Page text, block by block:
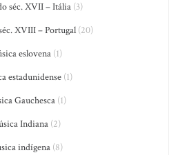
séc. XVII – Itália (3)
XVIII – Portugal (20)
eslovena(1)
estadunidense(1)
Gauchesca(1)
Indiana(2)
indígena(8)